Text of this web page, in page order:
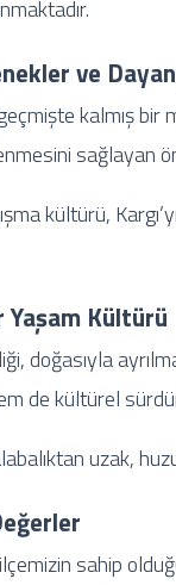
ve
kalmış
sağlayan
kültürü,
Yaşam Kültürü
doğasıyla
de kültürel
uzak,
sahip